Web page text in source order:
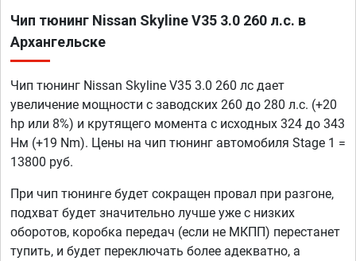
Чип тюнинг Nissan Skyline V35 3.0 260 л.с. в
Архангельске
Чип тюнинг Nissan Skyline V35 3.0 260 лс дает
увеличение мощности с заводских 260 до 280 л.с. (+20
hp или 8%) и крутящего момента с исходных 324 до 343
Нм (+19 Nm). Цены на чип тюнинг автомобиля Stage 1 =
13800 руб.
При чип тюнинге будет сокращен провал при разгоне,
подхват будет значительно лучше уже с низких
оборотов, коробка передач (если не МКПП) перестанет
тупить, и будет переключать более адекватно, а